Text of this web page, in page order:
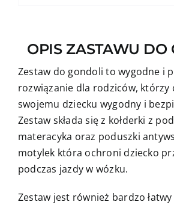
OPIS ZASTAWU DO
Zestaw do gondoli to wygodne i
rozwiązanie dla rodziców, którzy
swojemu dziecku wygodny i
Zestaw składa się z kołderki z
materacyka oraz poduszki
motylek która ochroni dziecko
podczas jazdy w wózku.
Zestaw jest również bardzo